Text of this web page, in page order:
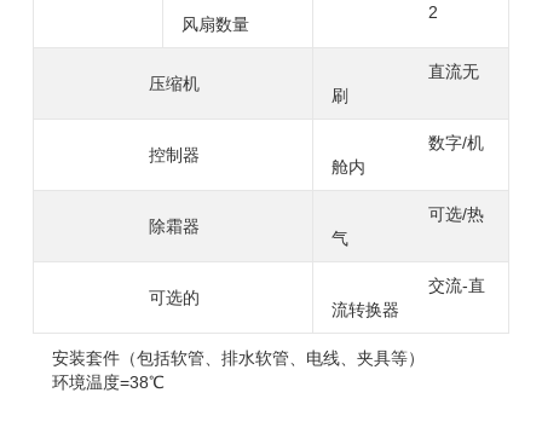
风扇数量
2
压缩机
直流无
刷
控制器
数字/机
舱内
除霜器
可选/热
气
可选的
交流-直
流转换器
安装套件（包括软管、排水软管、电线、夹具等）
环境温度=38℃